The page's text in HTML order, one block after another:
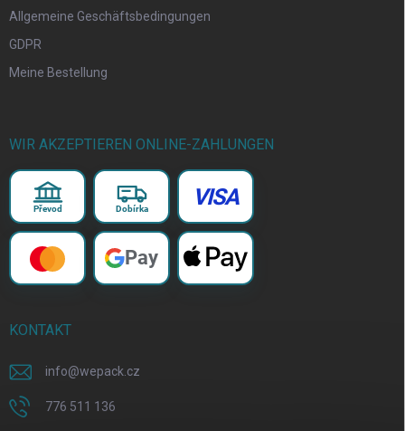
Allgemeine Geschäftsbedingungen
GDPR
Meine Bestellung
WIR AKZEPTIEREN ONLINE-ZAHLUNGEN
Převod Dobírka VISA
Pay
KONTAKT
info@wepack.cz
776 511 136